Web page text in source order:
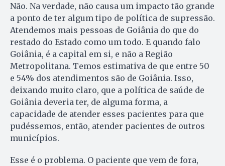
Não. Na verdade, não causa um impacto tão grande
a ponto de ter algum tipo de política de supressão.
Atendemos mais pessoas de Goiânia do que do
restado do Estado como um todo. E quando falo
Goiânia, é a capital em si, e não a Região
Metropolitana. Temos estimativa de que entre 50
e 54% dos atendimentos são de Goiânia. Isso,
deixando muito claro, que a política de saúde de
Goiânia deveria ter, de alguma forma, a
capacidade de atender esses pacientes para que
pudéssemos, então, atender pacientes de outros
municípios.
Esse é o problema. O paciente que vem de fora,